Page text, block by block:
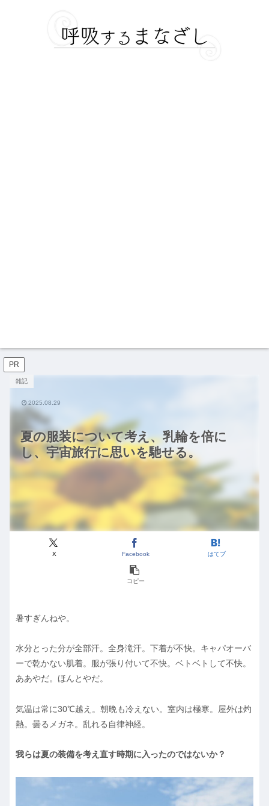
PR
夏の服装について考え、乳輪を倍に
し、宇宙旅行に思いを馳せる。
雑記
X Facebook はてブ
コピー
2025.08.29
暑すぎんねや。
水分とった分が全部汗。全身滝汗。下着が不快。キャパオーバ
ーで乾かない肌着。服が張り付いて不快。ベトベトして不快。
ああやだ。ほんとやだ。
気温は常に30℃越え。朝晩も冷えない。室内は極寒。屋外は灼
熱。曇るメガネ。乱れる自律神経。
我らは夏の装備を考え直す時期に入ったのではないか？